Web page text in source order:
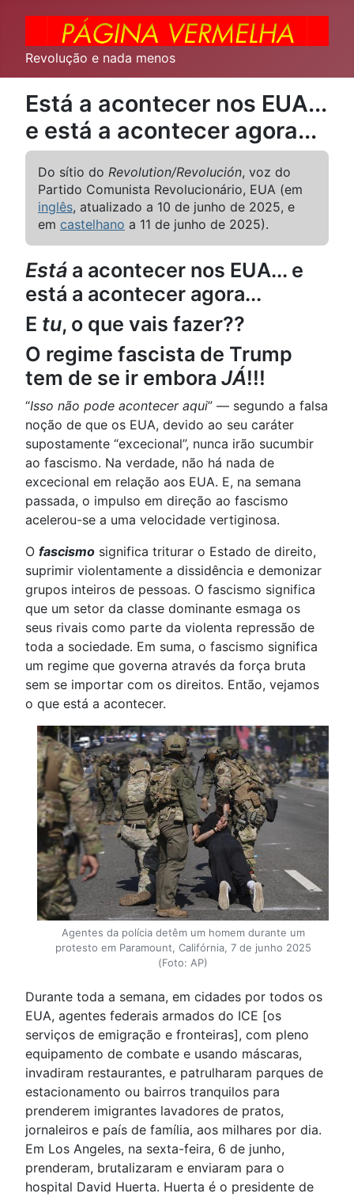
Revolução e nada menos
Está a acontecer nos EUA...
e está a acontecer agora...
Do sítio do Revolution/Revolución, voz do
Partido Comunista Revolucionário, EUA (em
inglês, atualizado a 10 de junho de 2025, e
em castelhano a 11 de junho de 2025).
Está a acontecer nos EUA... e
está a acontecer agora...
E tu, o que vais fazer??
O regime fascista de Trump
tem de se ir embora JÁ!!!
“Isso não pode acontecer aqui” — segundo a falsa
noção de que os EUA, devido ao seu caráter
supostamente “excecional”, nunca irão sucumbir
ao fascismo. Na verdade, não há nada de
excecional em relação aos EUA. E, na semana
passada, o impulso em direção ao fascismo
acelerou-se a uma velocidade vertiginosa.
O fascismo significa triturar o Estado de direito,
suprimir violentamente a dissidência e demonizar
grupos inteiros de pessoas. O fascismo significa
que um setor da classe dominante esmaga os
seus rivais como parte da violenta repressão de
toda a sociedade. Em suma, o fascismo significa
um regime que governa através da força bruta
sem se importar com os direitos. Então, vejamos
o que está a acontecer.
Agentes da polícia detêm um homem durante um
protesto em Paramount, Califórnia, 7 de junho 2025
(Foto: AP)
Durante toda a semana, em cidades por todos os
EUA, agentes federais armados do ICE [os
serviços de emigração e fronteiras], com pleno
equipamento de combate e usando máscaras,
invadiram restaurantes, e patrulharam parques de
estacionamento ou bairros tranquilos para
prenderem imigrantes lavadores de pratos,
jornaleiros e país de família, aos milhares por dia.
Em Los Angeles, na sexta-feira, 6 de junho,
prenderam, brutalizaram e enviaram para o
hospital David Huerta. Huerta é o presidente de